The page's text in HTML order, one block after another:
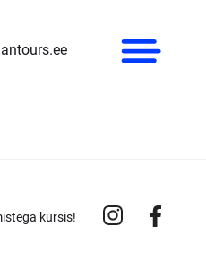
×
kursis!